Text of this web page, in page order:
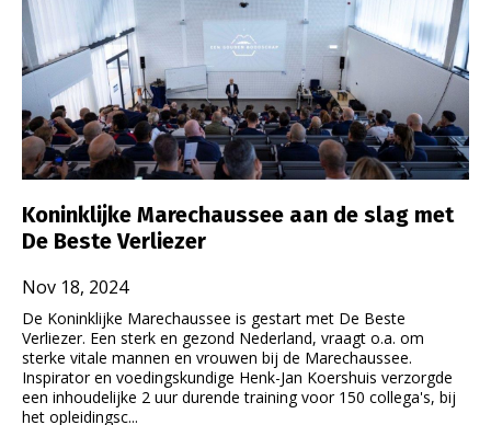
Koninklijke Marechaussee aan de slag met
De Beste Verliezer
Nov 18, 2024
De Koninklijke Marechaussee is gestart met De Beste
Verliezer. Een sterk en gezond Nederland, vraagt o.a. om
sterke vitale mannen en vrouwen bij de Marechaussee.
Inspirator en voedingskundige Henk-Jan Koershuis verzorgde
een inhoudelijke 2 uur durende training voor 150 collega's, bij
het opleidingsc...